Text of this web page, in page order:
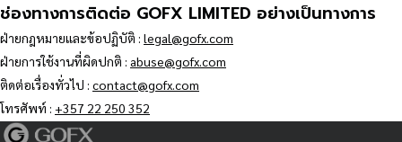
ช่องทางการติดต่อ GOFX LIMITED อย่างเป็นทางการ
ฝ่ายกฎหมายและข้อปฏิบัติ : legal@gofx.com
ฝ่ายการใช้งานที่ผิดปกติ : abuse@gofx.com
ติดต่อเรื่องทั่วไป : contact@gofx.com
โทรศัพท์ : +357 22 250 352